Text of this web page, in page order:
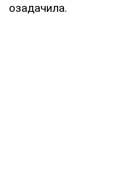
озадачила.